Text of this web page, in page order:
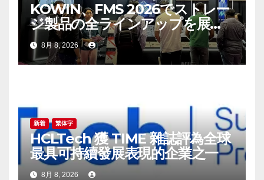
KOWIN、FMS 2026でストレー
ジ製品の全ラインアップを展
示：高性能ストレージ製品がAI
分野の革新を牽引
8月 8, 2026
新着 繁体字
HCLTech 獲 TIME 雜誌評為全球
最具可持續發展表現的企業之一
8月 8, 2026